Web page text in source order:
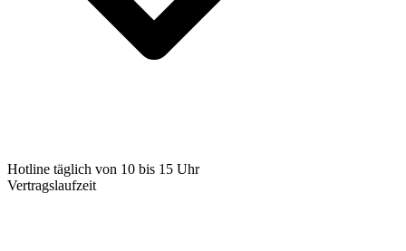
Hotline täglich von 10 bis 15 Uhr
Vertragslaufzeit